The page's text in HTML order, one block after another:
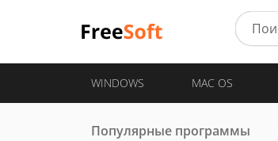
WINDOWS MAC OS
Популярные программы